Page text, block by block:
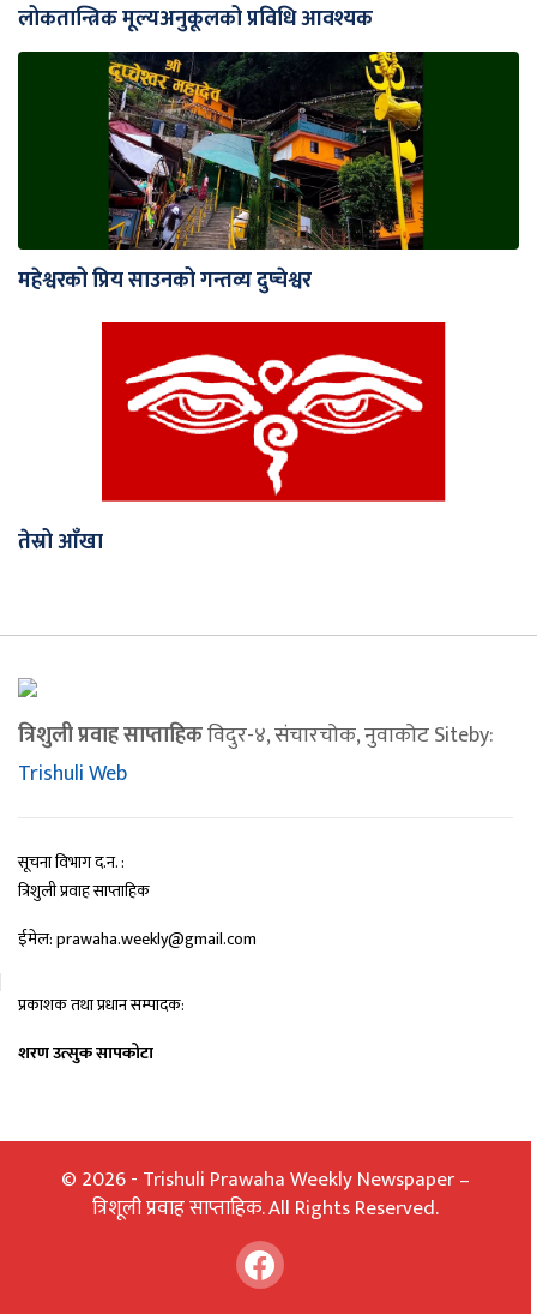
लोकतान्त्रिक मूल्यअनुकूलको प्रविधि आवश्यक
महेश्वरको प्रिय साउनको गन्तव्य दुप्चेश्वर
तेस्रो आँखा
त्रिशुली प्रवाह साप्ताहिकविदुर-४, संचारचोक, नुवाकोट Siteby:
Trishuli Web
सूचना विभाग द.न. :
त्रिशुली प्रवाह साप्ताहिक
ईमेल: prawaha.weekly@gmail.com
प्रकाशक तथा प्रधान सम्पादक:
शरण उत्सुक सापकोटा
© 2026 - Trishuli Prawaha Weekly Newspaper –
त्रिशूली प्रवाह साप्ताहिक. All Rights Reserved.